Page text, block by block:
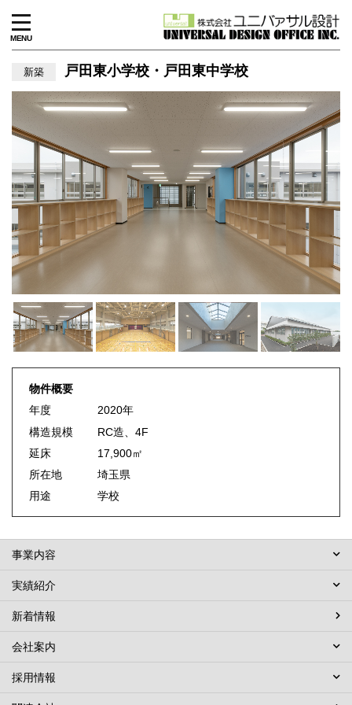
MENU
新築 戸田東小学校・戸田東中学校
物件概要
年度
2020年
構造規模
RC造、4F
延床
17,900㎡
所在地
埼玉県
用途
学校
事業内容
実績紹介
新着情報
会社案内
採用情報